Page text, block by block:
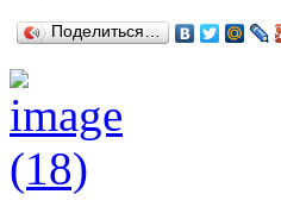
Поделиться…